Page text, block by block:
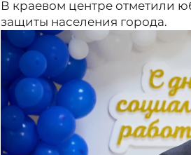
В краевом центре отметили
защиты населения города.